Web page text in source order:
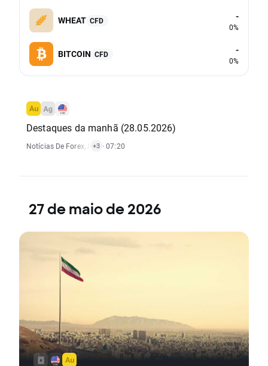
WHEAT CFD -
0%
BITCOIN CFD -
0%
Destaques da manhã (28.05.2026)
Notícias De Forex Notícias De Matérias-Primas
+3 · 07:20
27 de maio de 2026